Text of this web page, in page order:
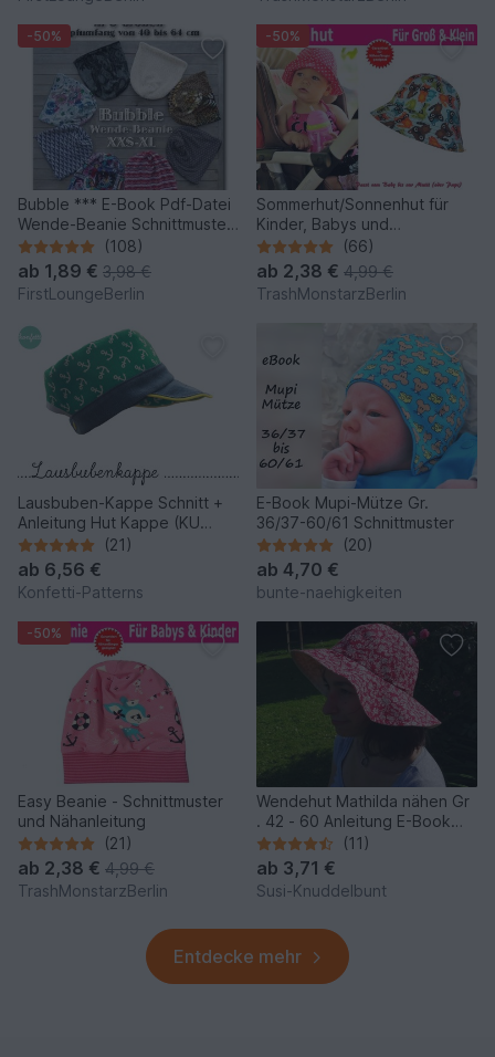
-50%
Bubble *** E-Book Pdf-Datei
Wende-Beanie Schnittmuster
und Nähanleitung für die
ganze Familie in 6 Größen
von firstloungeberlin
(108)
ab 1,89 € 3,98 €
FirstLoungeBerlin
-50%
Sommerhut/Sonnenhut für
Kinder, Babys und
Erwachsene - Schnittmuster &
Nähanleitung
(66)
ab 2,38 € 4,99 €
TrashMonstarzBerlin
Lausbuben-Kappe Schnitt +
Anleitung Hut Kappe (KU
35cm bis 58cm)
(21)
ab 6,56 €
Konfetti-Patterns
E-Book Mupi-Mütze Gr.
36/37-60/61 Schnittmuster
(20)
ab 4,70 €
bunte-naehigkeiten
-50%
Easy Beanie - Schnittmuster
und Nähanleitung
(21)
ab 2,38 € 4,99 €
TrashMonstarzBerlin
Wendehut Mathilda nähen Gr
. 42 - 60 Anleitung E-Book
Hut Sommerhut
Sonnenschutz
(11)
ab 3,71 €
Susi-Knuddelbunt
Entdecke mehr